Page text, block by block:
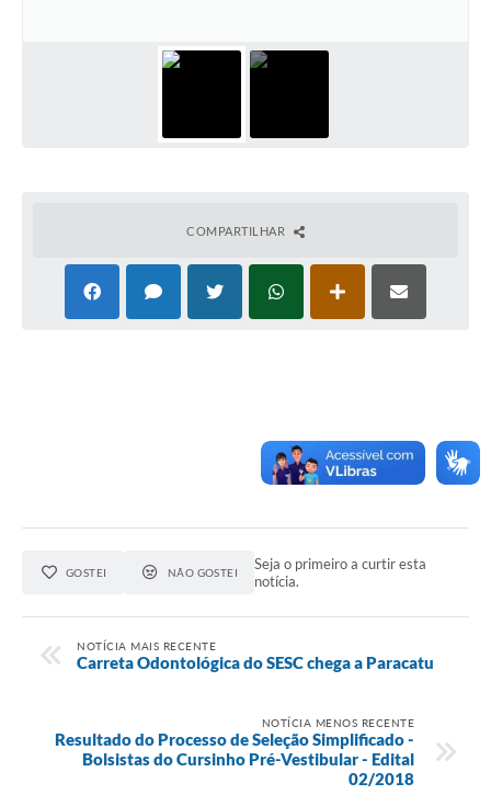
COMPARTILHAR
GOSTEI NÃO GOSTEI
Seja o primeiro a curtir esta
notícia.
NOTÍCIA MAIS RECENTE
Carreta Odontológica do SESC chega a Paracatu
NOTÍCIA MENOS RECENTE
Resultado do Processo de Seleção Simplificado -
Bolsistas do Cursinho Pré-Vestibular - Edital
02/2018